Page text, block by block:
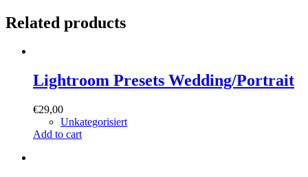
Related products
Lightroom Presets Wedding/Portrait
€29,00
Unkategorisiert
Add to cart